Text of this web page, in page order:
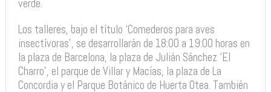
verde.
Los talleres, bajo el título ‘Comederos para aves
insectívoras’, se desarrollarán de 18:00 a 19:00 horas en
la plaza de Barcelona, la plaza de Julián Sánchez ‘El
Charro’, el parque de Villar y Macías, la plaza de La
Concordia y el Parque Botánico de Huerta Otea. También